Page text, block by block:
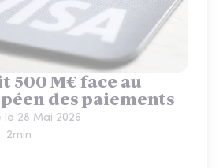
500 M€ face au
des paiements
le 28 Mai 2026
2min